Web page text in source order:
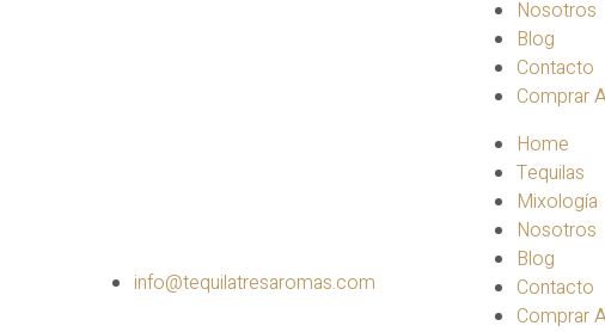
info@tequilatresaromas.com
Nosotros
Blog
Contacto
Comprar
Home
Tequilas
Mixología
Nosotros
Blog
Contacto
Comprar